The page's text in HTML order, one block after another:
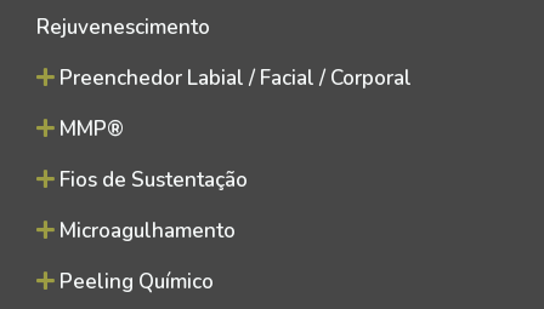
Rejuvenescimento
Preenchedor Labial / Facial / Corporal
MMP®
Fios de Sustentação
Microagulhamento
Peeling Químico